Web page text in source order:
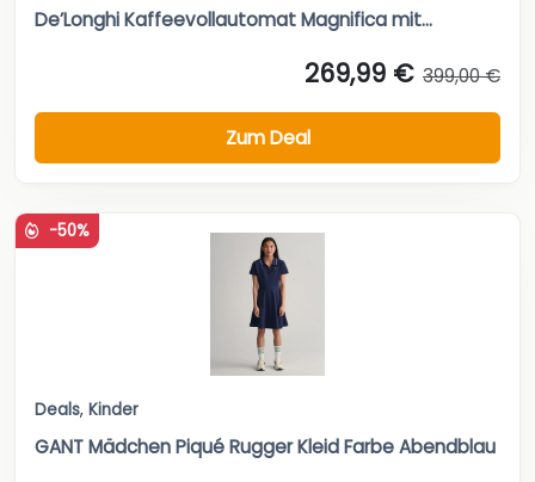
De’Longhi Kaffeevollautomat Magnifica mit...
269,99 € 399,00 €
Zum Deal
-50%
Deals, Kinder
GANT Mädchen Piqué Rugger Kleid Farbe Abendblau